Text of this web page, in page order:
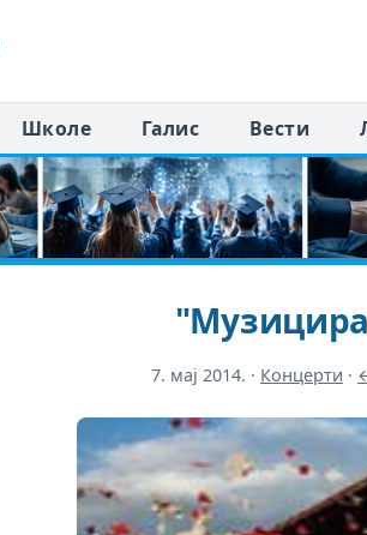
Школе Галис Вести
7. мај 2014. · Концерти ·